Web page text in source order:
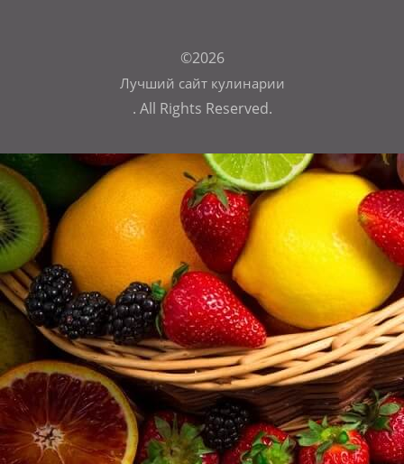
©2026
Лучший сайт кулинарии
. All Rights Reserved.